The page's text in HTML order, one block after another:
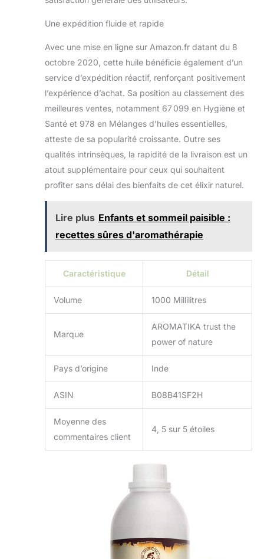
Une expédition fluide et rapide
Avec une mise en ligne sur Amazon.fr datant du 8
octobre 2020, cette huile bénéficie également d’un
service d’expédition réactif, renforçant positivement
l’expérience d’achat. Sa position au classement des
meilleures ventes, notamment 67 099 en Hygiène et
Santé et 978 en Mélanges d’huiles essentielles,
atteste de sa popularité croissante. Outre ses
qualités intrinsèques, la rapidité de la livraison est un
atout supplémentaire pour ceux qui souhaitent
profiter sans délai des bienfaits de cet élixir naturel.
Lire plus Enfants et sommeil paisible :
recettes sûres d'aromathérapie
Caractéristique Détail
Volume 1000 Millilitres
Marque
AROMATIKA trust the
power of nature
Pays d’origine Inde
ASIN B08B41SF2H
Moyenne des
commentaires client
4, 5 sur 5 étoiles